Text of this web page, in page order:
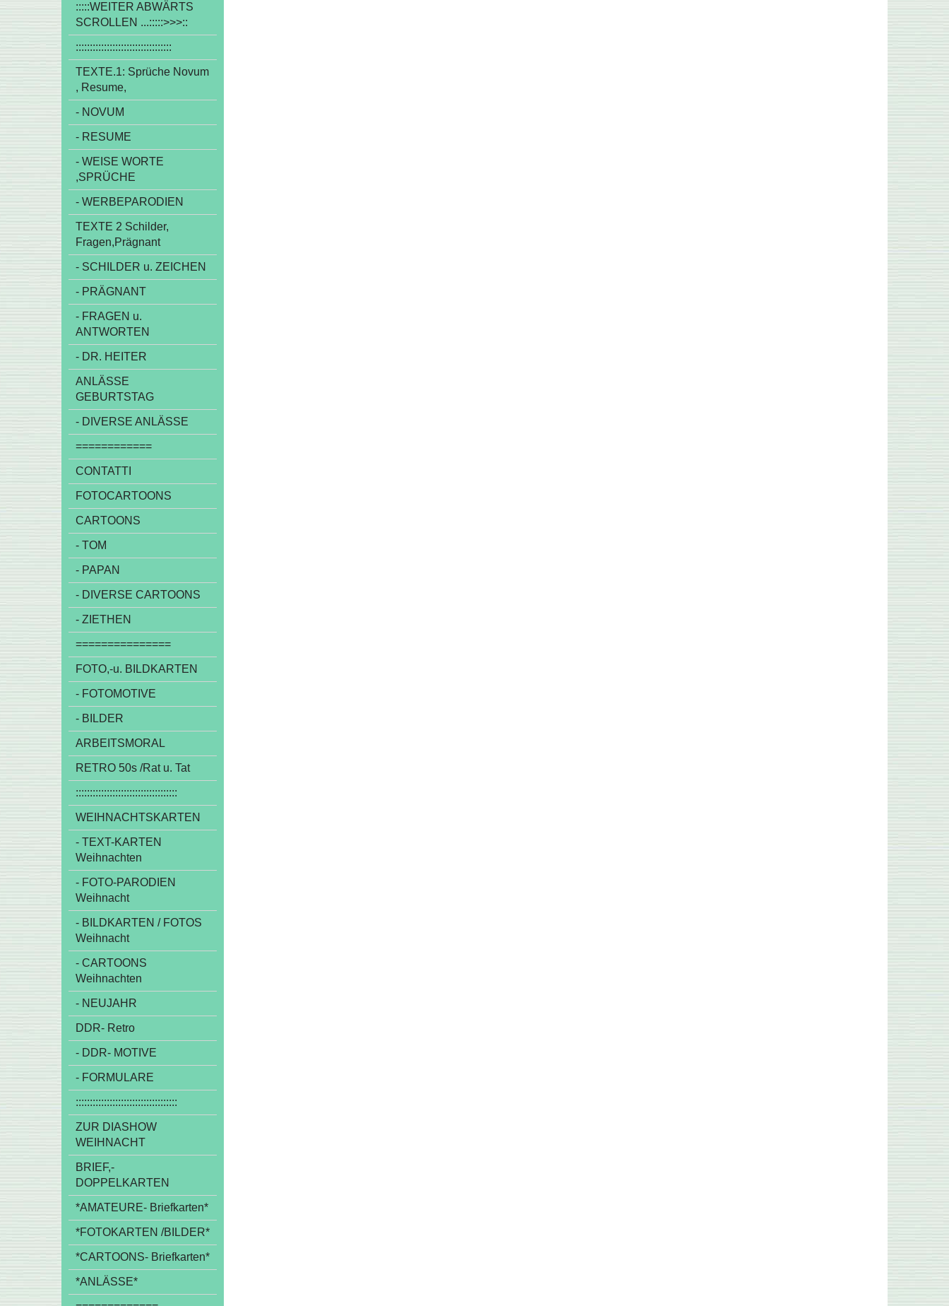
:::::WEITER ABWÄRTS
SCROLLEN ...:::::>>>::
::::::::::::::::::::::::::::::::::
TEXTE.1: Sprüche Novum
, Resume,
- NOVUM
- RESUME
- WEISE WORTE
,SPRÜCHE
- WERBEPARODIEN
TEXTE 2 Schilder,
Fragen,Prägnant
- SCHILDER u. ZEICHEN
- PRÄGNANT
- FRAGEN u.
ANTWORTEN
- DR. HEITER
ANLÄSSE
GEBURTSTAG
- DIVERSE ANLÄSSE
============
CONTATTI
FOTOCARTOONS
CARTOONS
- TOM
- PAPAN
- DIVERSE CARTOONS
- ZIETHEN
===============
FOTO,-u. BILDKARTEN
- FOTOMOTIVE
- BILDER
ARBEITSMORAL
RETRO 50s /Rat u. Tat
::::::::::::::::::::::::::::::::::::
WEIHNACHTSKARTEN
- TEXT-KARTEN
Weihnachten
- FOTO-PARODIEN
Weihnacht
- BILDKARTEN / FOTOS
Weihnacht
- CARTOONS
Weihnachten
- NEUJAHR
DDR- Retro
- DDR- MOTIVE
- FORMULARE
::::::::::::::::::::::::::::::::::::
ZUR DIASHOW
WEIHNACHT
BRIEF,-
DOPPELKARTEN
*AMATEURE- Briefkarten*
*FOTOKARTEN /BILDER*
*CARTOONS- Briefkarten*
*ANLÄSSE*